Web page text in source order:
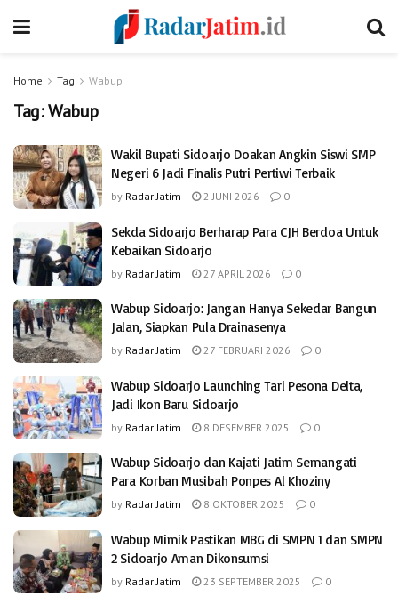
Home Tag Wabup
Tag:Wabup
Wakil Bupati Sidoarjo Doakan Angkin Siswi SMP
Negeri 6 Jadi Finalis Putri Pertiwi Terbaik
by Radar Jatim 2 JUNI 2026 0
Sekda Sidoarjo Berharap Para CJH Berdoa Untuk
Kebaikan Sidoarjo
by Radar Jatim 27 APRIL 2026 0
Wabup Sidoarjo: Jangan Hanya Sekedar Bangun
Jalan, Siapkan Pula Drainasenya
by Radar Jatim 27 FEBRUARI 2026 0
Wabup Sidoarjo Launching Tari Pesona Delta,
Jadi Ikon Baru Sidoarjo
by Radar Jatim 8 DESEMBER 2025 0
Wabup Sidoarjo dan Kajati Jatim Semangati
Para Korban Musibah Ponpes Al Khoziny
by Radar Jatim 8 OKTOBER 2025 0
Wabup Mimik Pastikan MBG di SMPN 1 dan SMPN
2 Sidoarjo Aman Dikonsumsi
by Radar Jatim 23 SEPTEMBER 2025 0